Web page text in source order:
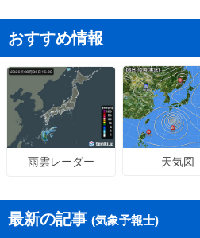
おすすめ情報
雨雲レーダー 天気図
最新の記事 (気象予報士)